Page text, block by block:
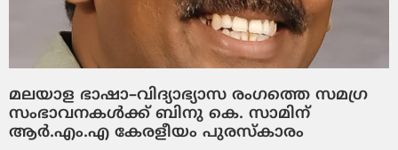
മലയാള ഭാഷാ–വിദ്യാഭ്യാസ രംഗത്തെ സമഗ്ര
സംഭാവനകൾക്ക് ബിനു കെ. സാമിന്
ആർ.എം.എ കേരളീയം പുരസ്‌കാരം